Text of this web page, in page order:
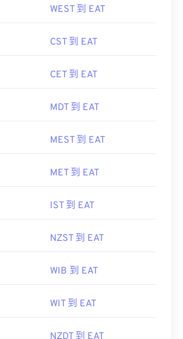
WEST 到 EAT
CST 到 EAT
CET 到 EAT
MDT 到 EAT
MEST 到 EAT
MET 到 EAT
IST 到 EAT
NZST 到 EAT
WIB 到 EAT
WIT 到 EAT
NZDT 到 EAT